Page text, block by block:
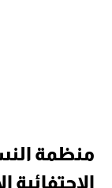
منظمة
الاحتفائية